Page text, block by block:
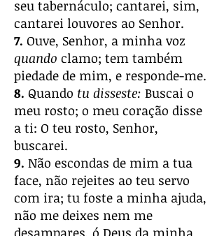
seu tabernáculo; cantarei, sim,
cantarei louvores ao Senhor.
7. Ouve, Senhor, a minha voz
quando clamo; tem também
piedade de mim, e responde-me.
8. Quando tu disseste: Buscai o
meu rosto; o meu coração disse
a ti: O teu rosto, Senhor,
buscarei.
9. Não escondas de mim a tua
face, não rejeites ao teu servo
com ira; tu foste a minha ajuda,
não me deixes nem me
desampares, ó Deus da minha